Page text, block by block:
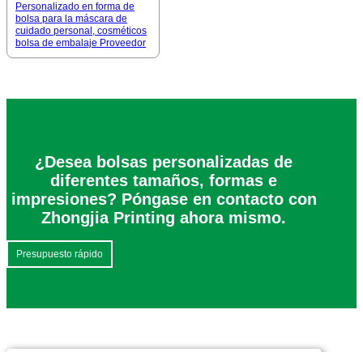
Personalizado en forma de
bolsa para la máscara de
cuidado personal, cosméticos
bolsa de embalaje Proveedor
¿Desea bolsas personalizadas de
diferentes tamaños, formas e
impresiones? Póngase en contacto con
Zhongjia Printing ahora mismo.
Presupuesto rápido